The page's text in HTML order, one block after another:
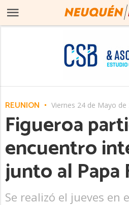
REUNIÓN Viernes 24 de Mayo de
Figueroa
encuentro
junto al Papa
Se realizó el jueves en